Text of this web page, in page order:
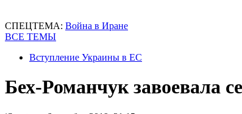
СПЕЦТЕМА: Война в Иране
ВСЕ ТЕМЫ
Вступление Украины в ЕС
Бех-Романчук завоевала